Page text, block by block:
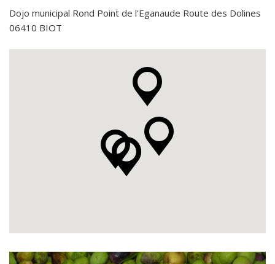
Dojo municipal Rond Point de l'Eganaude Route des Dolines
06410 BIOT